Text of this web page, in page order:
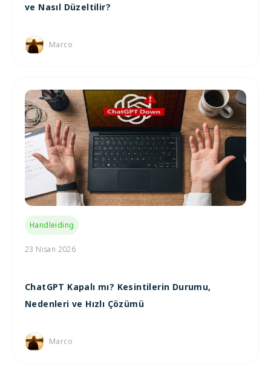
ve Nasıl Düzeltilir?
Marco
Handleiding
23 Nisan 2026
ChatGPT Kapalı mı? Kesintilerin Durumu,
Nedenleri ve Hızlı Çözümü
Marco